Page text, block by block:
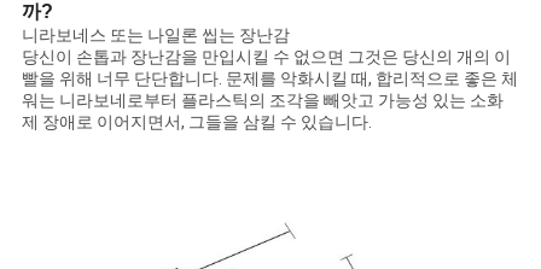
BLOG/NEWS
사
까?
니라보네스 또는 나일론 씹는 장난감
당신이 손톱과 장난감을 만입시킬 수 없으면 그것은 당신의 개의 이
빨을 위해 너무 단단합니다. 문제를 악화시킬 때, 합리적으로 좋은 체
워는 니라보네로부터 플라스틱의 조각을 빼앗고 가능성 있는 소화
제 장애로 이어지면서, 그들을 삼킬 수 있습니다.